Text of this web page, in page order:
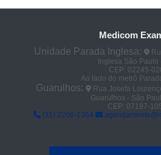
Medicom
Unidade Parada Inglesa:
Inglesa São Paulo
CEP: 02245-
Ao lado do metrô
Guarulhos:
Rua Josefa
Guarulhos - São
CEP: 07197-
(11) 2206-1364